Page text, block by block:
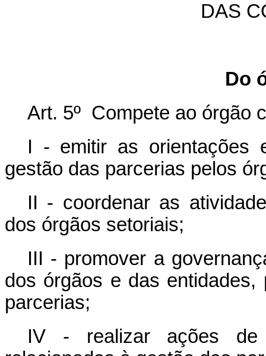
DAS
Do
Art. 5º Compete ao órgão
I - emitir as orientações
gestão das parcerias pelos
II - coordenar as
dos órgãos setoriais;
III - promover a
dos órgãos e das
parcerias;
IV - realizar ações de